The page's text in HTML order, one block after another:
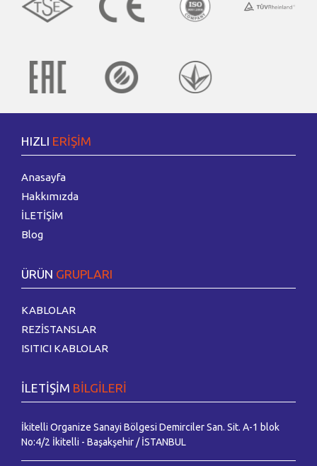
HIZLI ERİŞİM
Anasayfa
Hakkımızda
İLETİŞİM
Blog
ÜRÜN GRUPLARI
KABLOLAR
REZİSTANSLAR
ISITICI KABLOLAR
İLETİŞİM BİLGİLERİ
İkitelli Organize Sanayi Bölgesi Demirciler San. Sit. A-1 blok
No:4/2 İkitelli - Başakşehir / İSTANBUL